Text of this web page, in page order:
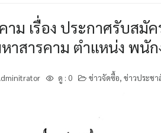
ม เรื่อง ประกาศรับสมั
าสารคาม ตำแหน่ง พนั
ดู : 0 ข่าวจัดซื้อ, ข่าวประช